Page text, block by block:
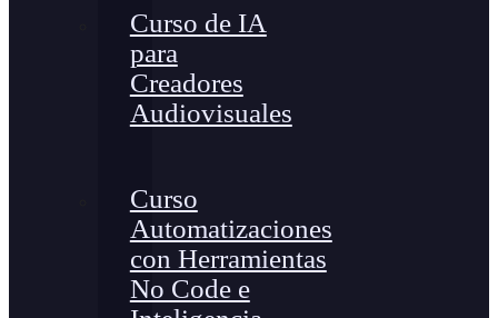
Curso de IA
para
Creadores
Audiovisuales
Curso
Automatizaciones
con Herramientas
No Code e